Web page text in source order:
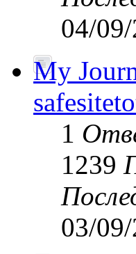
04/
My
1
1239
03/